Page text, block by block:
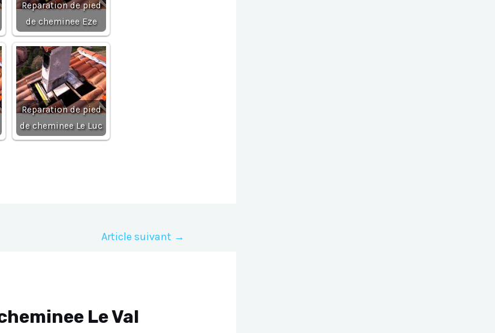
Reparation de pied
de cheminee Eze
Reparation de pied
de cheminee Le Luc
Article suivant →
Le Val